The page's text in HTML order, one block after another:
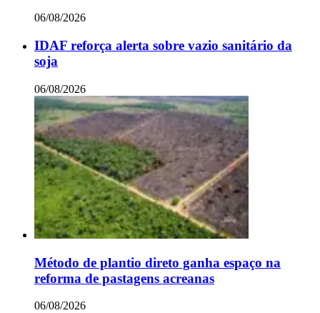
06/08/2026
IDAF reforça alerta sobre vazio sanitário da
soja
06/08/2026
Método de plantio direto ganha espaço na
reforma de pastagens acreanas
06/08/2026